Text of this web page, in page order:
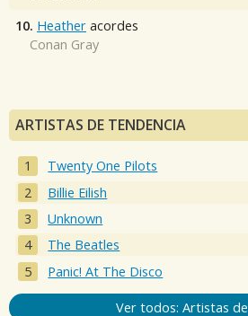
10. Heather acordes
Conan Gray
ARTISTAS DE TENDENCIA
Twenty One Pilots
Billie Eilish
Unknown
The Beatles
Panic! At The Disco
Ver todos: Artistas